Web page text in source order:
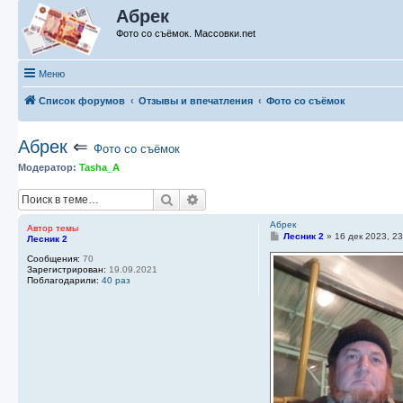
Абрек
Фото со съёмок. Массовки.net
Меню
Список форумов Отзывы и впечатления Фото со съёмок
Абрек ⇐ Фото со съёмок
Модератор: Tasha_A
Поиск
Автор темы
Лесник 2
Сообщения: 70
Зарегистрирован: 19.09.2021
Поблагодарили: 40 раз
Абрек
С
о
б
щ
и
е
Лесник 2 » 16 дек 2023,